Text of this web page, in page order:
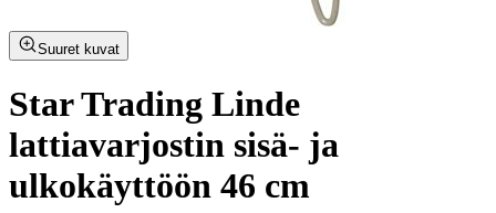
Suuret kuvat
Star Trading Linde
lattiavarjostin sisä- ja
ulkokäyttöön 46 cm